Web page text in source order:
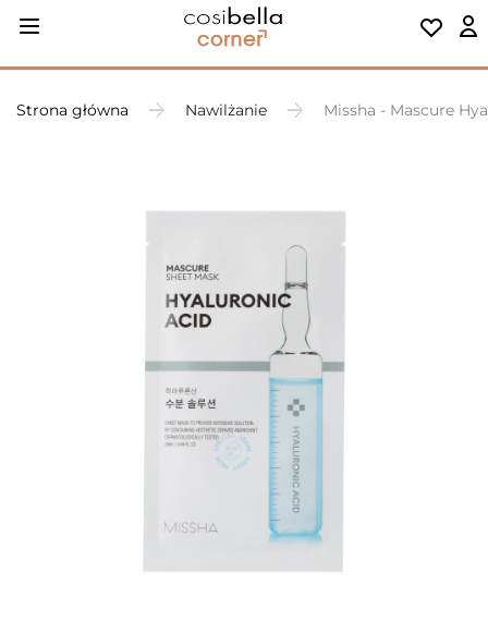
Strona główna Nawilżanie Missha - Mascure